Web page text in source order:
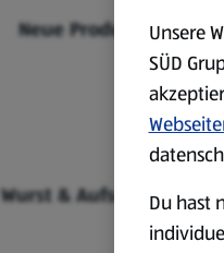
Neue Produkte
Wurst & Aufschnitt
Unsere
SÜD
Du hast